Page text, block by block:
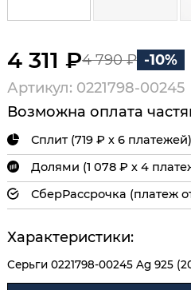
4 311 ₽4 790 ₽ -10%
Артикул: 0221798-00245
Возможна оплата
Сплит (719 ₽ х 6 платежей)
Долями (1 078 ₽ х 4
СберРассрочка (платеж
Характеристики:
Серьги 0221798-00245 Ag 925